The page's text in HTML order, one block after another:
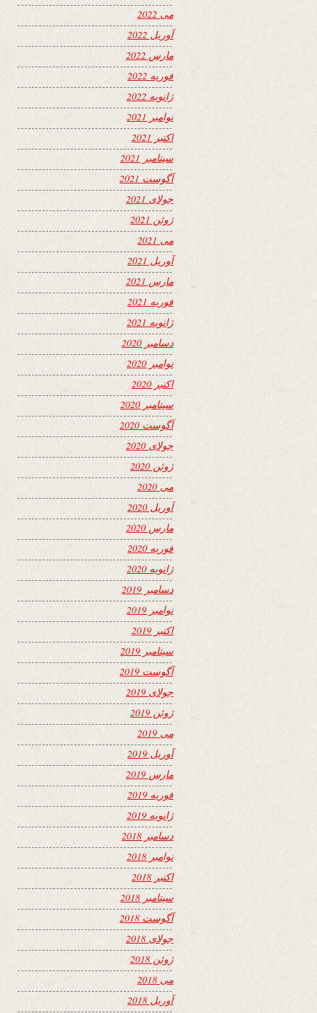
می 2022
آوریل 2022
مارس 2022
فوریه 2022
ژانویه 2022
نوامبر 2021
اکتبر 2021
سپتامبر 2021
آگوست 2021
جولای 2021
ژوئن 2021
می 2021
آوریل 2021
مارس 2021
فوریه 2021
ژانویه 2021
دسامبر 2020
نوامبر 2020
اکتبر 2020
سپتامبر 2020
آگوست 2020
جولای 2020
ژوئن 2020
می 2020
آوریل 2020
مارس 2020
فوریه 2020
ژانویه 2020
دسامبر 2019
نوامبر 2019
اکتبر 2019
سپتامبر 2019
آگوست 2019
جولای 2019
ژوئن 2019
می 2019
آوریل 2019
مارس 2019
فوریه 2019
ژانویه 2019
دسامبر 2018
نوامبر 2018
اکتبر 2018
سپتامبر 2018
آگوست 2018
جولای 2018
ژوئن 2018
می 2018
آوریل 2018